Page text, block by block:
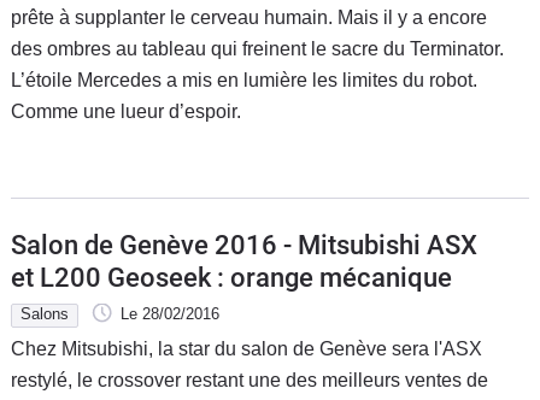
prête à supplanter le cerveau humain. Mais il y a encore
des ombres au tableau qui freinent le sacre du Terminator.
L’étoile Mercedes a mis en lumière les limites du robot.
Comme une lueur d’espoir.
Salon de Genève 2016 - Mitsubishi ASX
et L200 Geoseek : orange mécanique
Salons Le 28/02/2016
Chez Mitsubishi, la star du salon de Genève sera l'ASX
restylé, le crossover restant une des meilleurs ventes de